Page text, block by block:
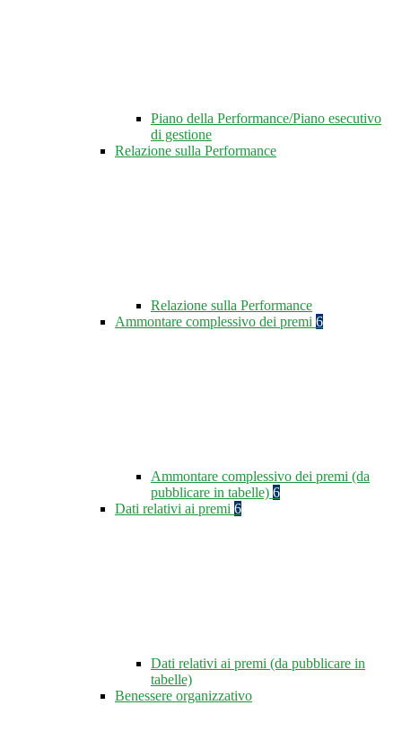
Piano della Performance/Piano esecutivo
di gestione
Relazione sulla Performance
Relazione sulla Performance
Ammontare complessivo dei premi 6
Ammontare complessivo dei premi (da
pubblicare in tabelle) 6
Dati relativi ai premi 6
Dati relativi ai premi (da pubblicare in
tabelle)
Benessere organizzativo